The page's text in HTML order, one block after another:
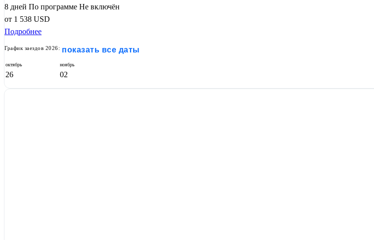
8 дней По программе Не включён
от 1 538 USD
Подробнее
График заездов 2026: показать все даты
октябрь
26
ноябрь
02